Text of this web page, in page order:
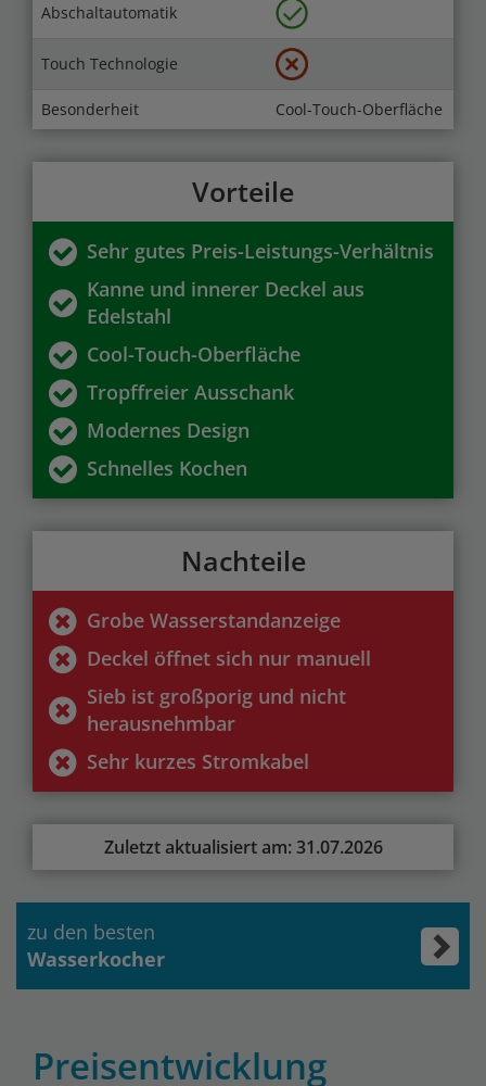
Abschaltautomatik
Touch Technologie
Besonderheit Cool-Touch-Oberfläche
Vorteile
Sehr gutes Preis-Leistungs-Verhältnis
Kanne und innerer Deckel aus
Edelstahl
Cool-Touch-Oberfläche
Tropffreier Ausschank
Modernes Design
Schnelles Kochen
Nachteile
Grobe Wasserstandanzeige
Deckel öffnet sich nur manuell
Sieb ist großporig und nicht
herausnehmbar
Sehr kurzes Stromkabel
Zuletzt aktualisiert am: 31.07.2026
zu den besten
Wasserkocher
Preisentwicklung